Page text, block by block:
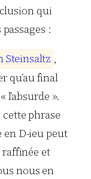
qui
:
Steinsaltz ,
qu’au final
l’absurde ».
phrase
en D-ieu peut
et
nous en